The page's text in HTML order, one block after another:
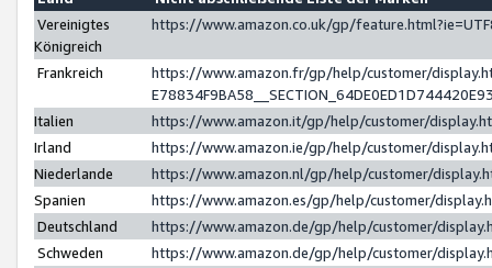
Vereinigtes
Königreich
https://www.amazon.co.uk/gp/
Frankreich
https://www.amazon.fr/gp/help/customer/
Italien
https://www.amazon.it/gp/help/customer/
Irland
https://www.amazon.ie/gp/help/customer/
Niederlande
https://www.amazon.nl/gp/help/customer/
Spanien
https://www.amazon.es/gp/help/customer/
Deutschland
https://www.amazon.de/gp/help/customer/
Schweden
https://www.amazon.de/gp/help/customer/